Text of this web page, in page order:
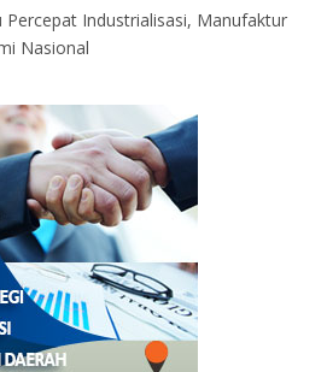
Percepat Industrialisasi, Manufaktur
Nasional